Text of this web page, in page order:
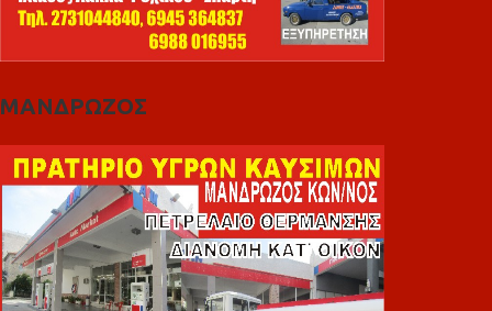
ΜΑΝΔΡΩΖΟΣ